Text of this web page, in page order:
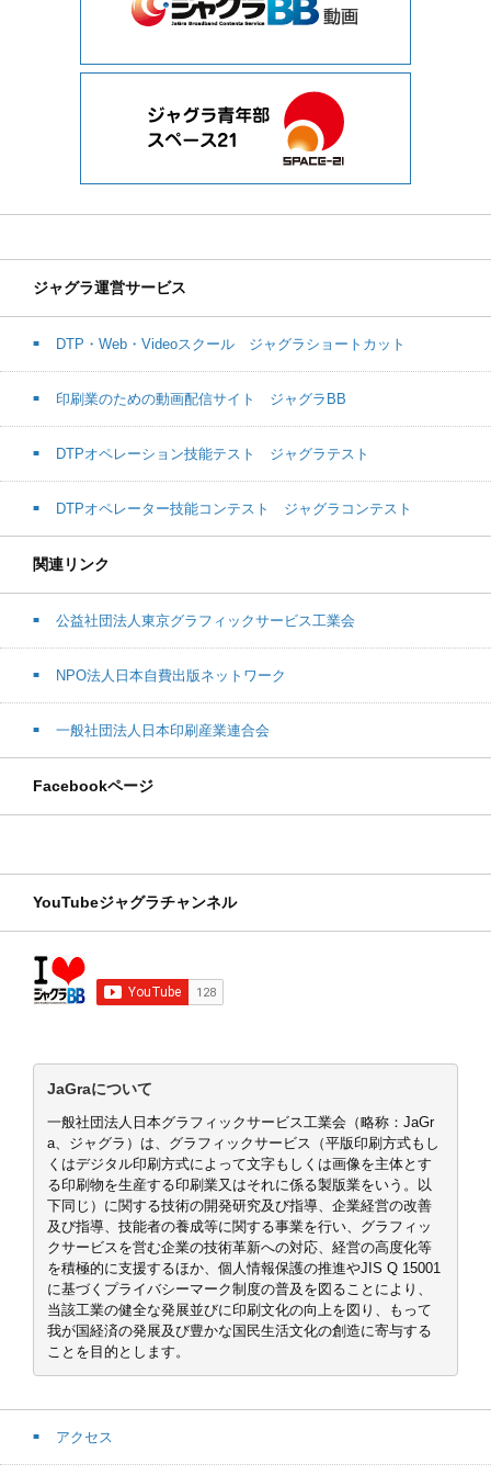
ジャグラ運営サービス
DTP・Web・Videoスクール ジャグラショートカット
印刷業のための動画配信サイト ジャグラBB
DTPオペレーション技能テスト ジャグラテスト
DTPオペレーター技能コンテスト ジャグラコンテスト
関連リンク
公益社団法人東京グラフィックサービス工業会
NPO法人日本自費出版ネットワーク
一般社団法人日本印刷産業連合会
Facebookページ
YouTubeジャグラチャンネル
JaGraについて
一般社団法人日本グラフィックサービス工業会（略称：JaGr
a、ジャグラ）は、グラフィックサービス（平版印刷方式もし
くはデジタル印刷方式によって文字もしくは画像を主体とす
る印刷物を生産する印刷業又はそれに係る製版業をいう。以
下同じ）に関する技術の開発研究及び指導、企業経営の改善
及び指導、技能者の養成等に関する事業を行い、グラフィッ
クサービスを営む企業の技術革新への対応、経営の高度化等
を積極的に支援するほか、個人情報保護の推進やJIS Q 15001
に基づくプライバシーマーク制度の普及を図ることにより、
当該工業の健全な発展並びに印刷文化の向上を図り、もって
我が国経済の発展及び豊かな国民生活文化の創造に寄与する
ことを目的とします。
アクセス